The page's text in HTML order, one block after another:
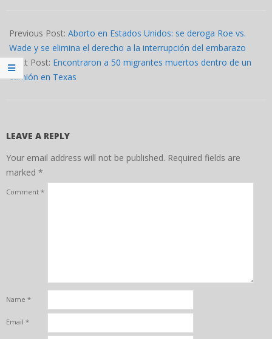
06-
25
Previous Post: Aborto en Estados Unidos: se deroga Roe vs.
Wade y se elimina el derecho a la interrupción del embarazo
Next Post: Encontraron a 50 migrantes muertos dentro de un
camión en Texas
LEAVE A REPLY
Your email address will not be published. Required fields are
marked *
Comment *
Name *
Email *